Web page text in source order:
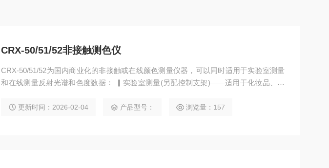
CRX-50/51/52非接触测色仪
CRX-50/51/52为国内商业化的非接触或在线颜色测量仪器，可以同时适用于实验室测量
和在线测量反射光谱和色度数据： ▎实验室测量(另配控制支架)——适用于化妆品、油
线颜色测量系统能够连续获取产品颜色数据，更全面丰富的了解样品信息，更加快速地
更新时间：2026-02-04 产品型号： 浏览量：157